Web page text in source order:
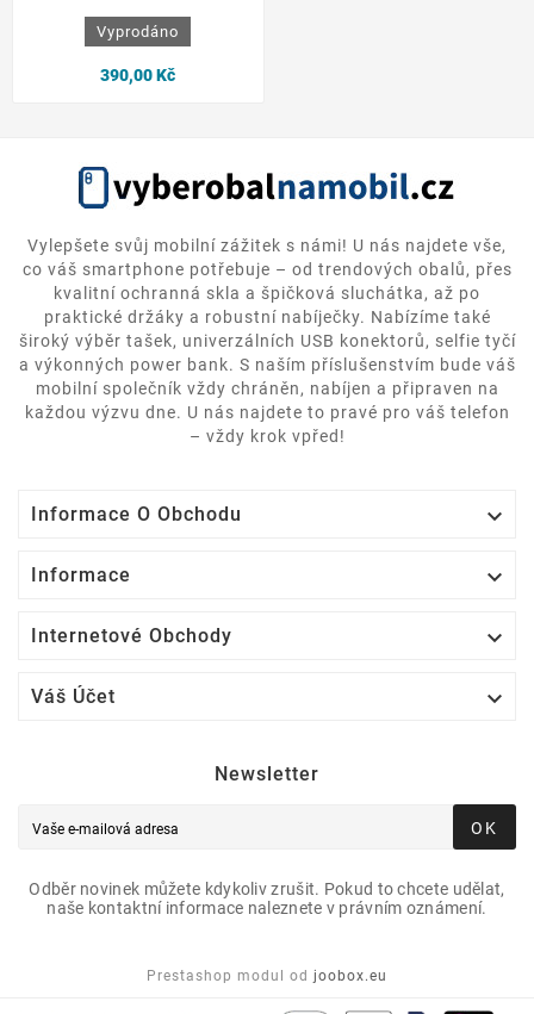
Vyprodáno
390,00 Kč
Vylepšete svůj mobilní zážitek s námi! U nás najdete vše,
co váš smartphone potřebuje – od trendových obalů, přes
kvalitní ochranná skla a špičková sluchátka, až po
praktické držáky a robustní nabíječky. Nabízíme také
široký výběr tašek, univerzálních USB konektorů, selfie tyčí
a výkonných power bank. S naším příslušenstvím bude váš
mobilní společník vždy chráněn, nabíjen a připraven na
každou výzvu dne. U nás najdete to pravé pro váš telefon
– vždy krok vpřed!
Informace O Obchodu 
Informace 
Internetové Obchody 
Váš Účet 
Newsletter
OK
Odběr novinek můžete kdykoliv zrušit. Pokud to chcete udělat,
naše kontaktní informace naleznete v právním oznámení.
Prestashop modul od joobox.eu